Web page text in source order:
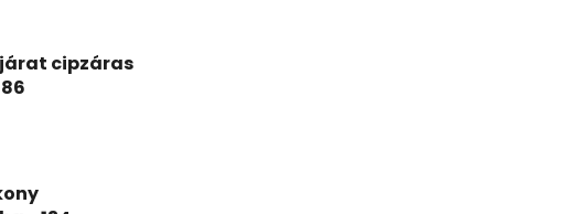
cipzáras